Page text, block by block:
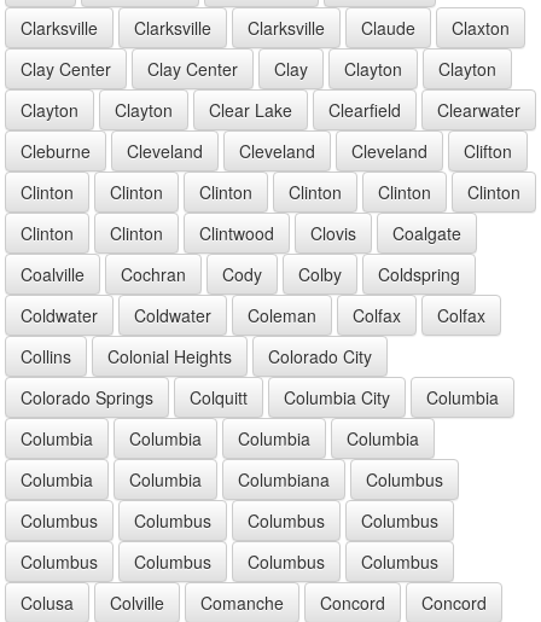
Clarksville
Clarksville Clarksville Claude
Claxton
Clay Center
Clay Center Clay Clayton
Clayton
Clayton
Clayton Clear Lake Clearfield
Clearwater
Cleburne
Cleveland Cleveland Cleveland
Clifton
Clinton
Clinton Clinton Clinton Clinton
Clinton
Clinton
Clinton Clintwood Clovis
Coalgate
Coalville
Cochran Cody Colby
Coldspring
Coldwater
Coldwater Coleman Colfax
Colfax
Collins
Colonial Heights
Colorado City
Colorado Springs
Colquitt Columbia City
Columbia
Columbia
Columbia Columbia
Columbia
Columbia
Columbia Columbiana
Columbus
Columbus
Columbus Columbus
Columbus
Columbus
Columbus Columbus
Columbus
Colusa
Colville Comanche Concord
Concord